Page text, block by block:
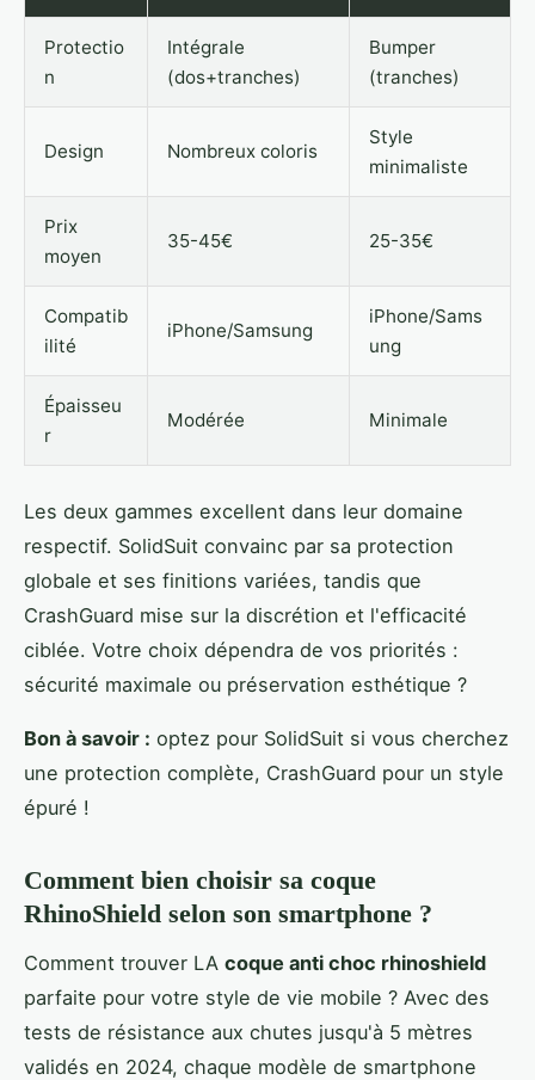
Protectio
n
Intégrale
(dos+tranches)
Bumper
(tranches)
Design Nombreux coloris
Style
minimaliste
Prix
moyen
35-45€ 25-35€
Compatib
ilité
iPhone/Samsung
iPhone/Sams
ung
Épaisseu
r
Modérée Minimale
Les deux gammes excellent dans leur domaine
respectif. SolidSuit convainc par sa protection
globale et ses finitions variées, tandis que
CrashGuard mise sur la discrétion et l'efficacité
ciblée. Votre choix dépendra de vos priorités :
sécurité maximale ou préservation esthétique ?
Bon à savoir : optez pour SolidSuit si vous cherchez
une protection complète, CrashGuard pour un style
épuré !
Comment bien choisir sa coque
RhinoShield selon son smartphone ?
Comment trouver LA coque anti choc rhinoshield
parfaite pour votre style de vie mobile ? Avec des
tests de résistance aux chutes jusqu'à 5 mètres
validés en 2024, chaque modèle de smartphone